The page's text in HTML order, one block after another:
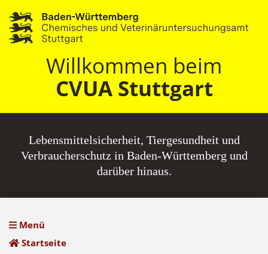
Willkommen beim
CVUA Stuttgart
Lebensmittel­sicherheit, Tiergesundheit und
Verbraucherschutz in Baden-Württemberg und
darüber hinaus.
Menü
Startseite